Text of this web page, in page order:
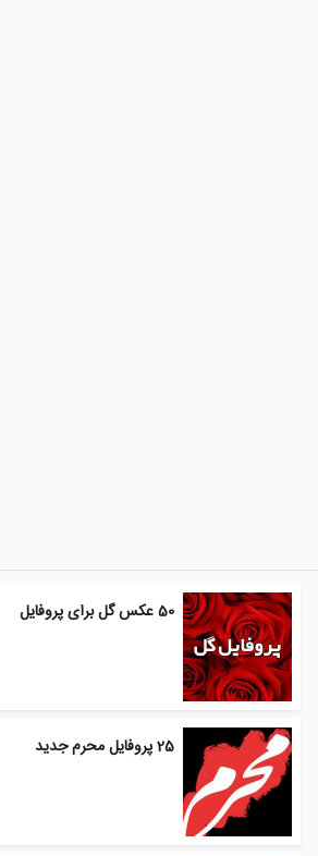
50 عکس گل برای پروفایل
25 پروفایل محرم جدید